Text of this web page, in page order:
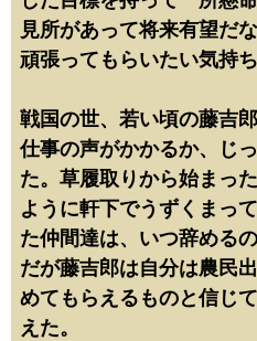
見所があって将来有望だ
頑張ってもらいたい気持
戦国の世、若い頃の藤吉
仕事の声がかかるか、じ
た。草履取りから始まっ
ように軒下でうずくまっ
た仲間達は、いつ辞める
だが藤吉郎は自分は農民
めてもらえるものと信じ
えた。